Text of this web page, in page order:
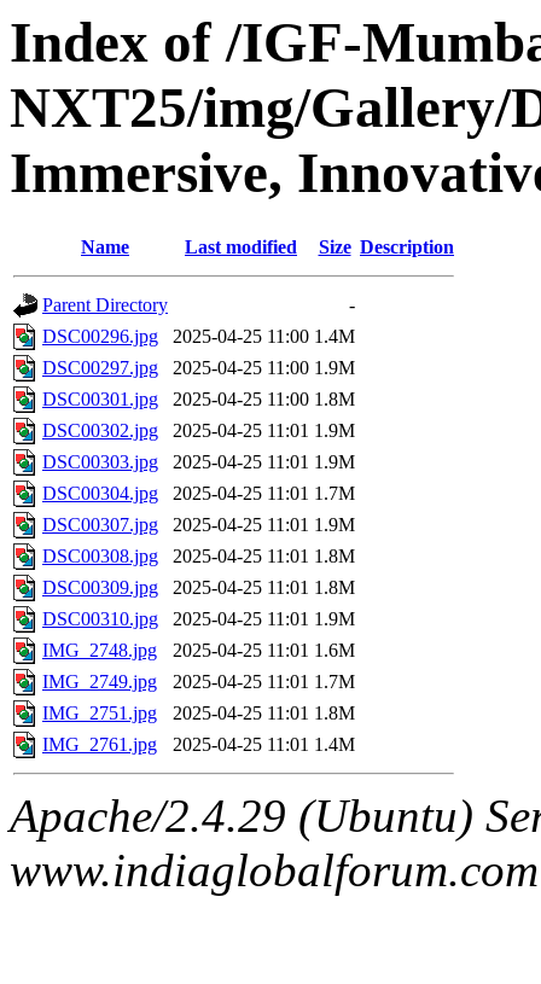
Index of /IGF-
NXT25/img/Gallery/
Immersive,
Name Last modified Size Description
Parent Directory
-
DSC00296.jpg
2025-04-25 11:00 1.4M
DSC00297.jpg
2025-04-25 11:00 1.9M
DSC00301.jpg
2025-04-25 11:00 1.8M
DSC00302.jpg
2025-04-25 11:01 1.9M
DSC00303.jpg
2025-04-25 11:01 1.9M
DSC00304.jpg
2025-04-25 11:01 1.7M
DSC00307.jpg
2025-04-25 11:01 1.9M
DSC00308.jpg
2025-04-25 11:01 1.8M
DSC00309.jpg
2025-04-25 11:01 1.8M
DSC00310.jpg
2025-04-25 11:01 1.9M
IMG_2748.jpg
2025-04-25 11:01 1.6M
IMG_2749.jpg
2025-04-25 11:01 1.7M
IMG_2751.jpg
2025-04-25 11:01 1.8M
IMG_2761.jpg
2025-04-25 11:01 1.4M
Apache/2.4.29 (Ubuntu)